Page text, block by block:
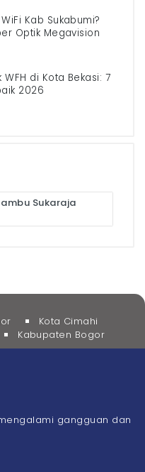
Kab Sukabumi?
Optik Megavision
di Kota Bekasi: 7
2026
Sukaraja
Kota Cimahi
Kabupaten Bogor
gangguan dan